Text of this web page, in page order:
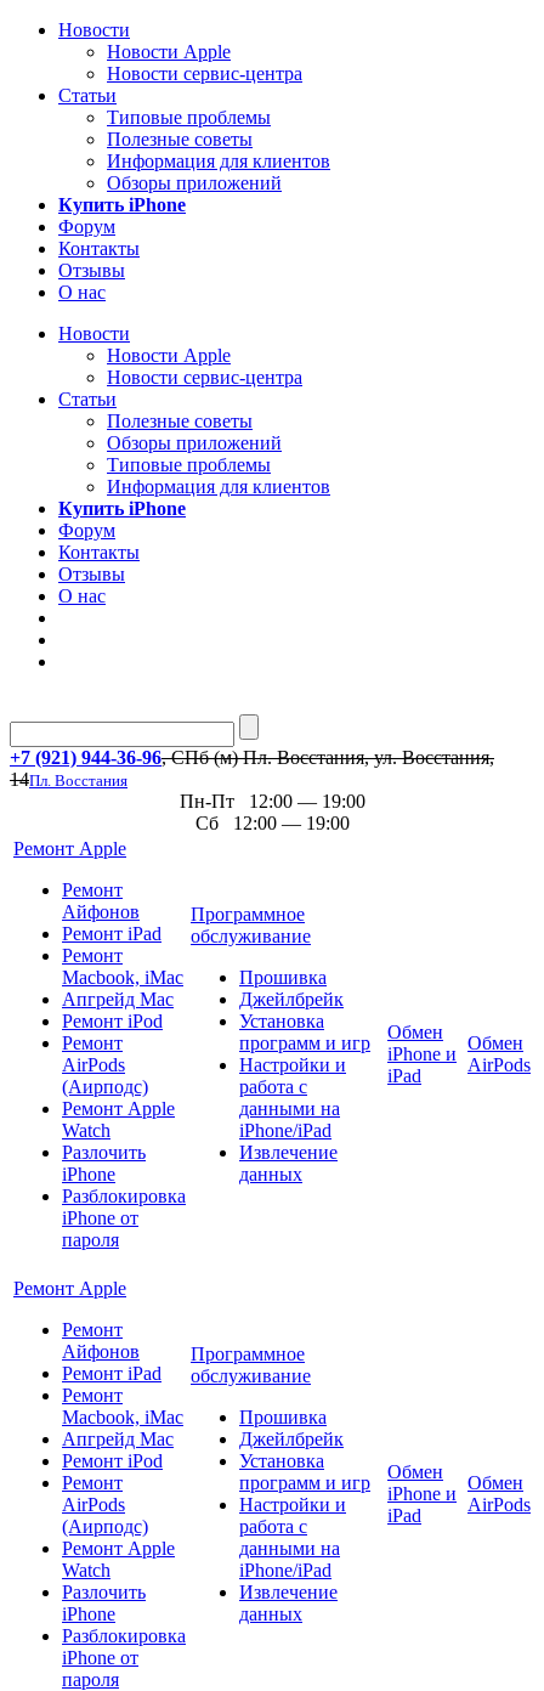
Новости
Новости Apple
Новости сервис-центра
Статьи
Типовые проблемы
Полезные советы
Информация для клиентов
Обзоры приложений
Купить iPhone
Форум
Контакты
Отзывы
О нас
Новости
Новости Apple
Новости сервис-центра
Статьи
Полезные советы
Обзоры приложений
Типовые проблемы
Информация для клиентов
Купить iPhone
Форум
Контакты
Отзывы
О нас
+7 (921) 944-36-96, СПб (м) Пл. Восстания, ул. Восстания,
14Пл. Восстания
Пн-Пт 12:00 — 19:00
Сб 12:00 — 19:00
Ремонт Apple
Ремонт
Айфонов
Ремонт iPad
Ремонт
Macbook, iMac
Апгрейд Mac
Ремонт iPod
Ремонт
AirPods
(Аирподс)
Ремонт Apple
Watch
Разлочить
iPhone
Разблокировка
iPhone от
пароля
Программное
обслуживание
Прошивка
Джейлбрейк
Установка
программ и игр
Настройки и
работа с
данными на
iPhone/iPad
Извлечение
данных
Обмен
iPhone и
iPad
Обмен
AirPods
Ремонт Apple
Ремонт
Айфонов
Ремонт iPad
Ремонт
Macbook, iMac
Апгрейд Mac
Ремонт iPod
Ремонт
AirPods
(Аирподс)
Ремонт Apple
Watch
Разлочить
iPhone
Разблокировка
iPhone от
пароля
Программное
обслуживание
Прошивка
Джейлбрейк
Установка
программ и игр
Настройки и
работа с
данными на
iPhone/iPad
Извлечение
данных
Обмен
iPhone и
iPad
Обмен
AirPods